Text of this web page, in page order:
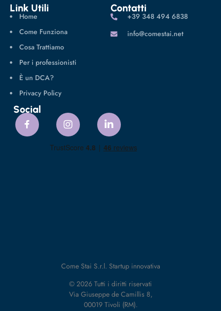
Link Utili
Home
Come Funziona
Cosa Trattiamo
Per i professionisti
È un DCA?
Privacy Policy
Contatti
‪+39 348 494 6838
info@comestai.net
Social
Come Stai S.r.l. Startup innovativa
© 2026 Tutti i diritti riservati
Via Giuseppe de Camillis 8,
00019 Tivoli (RM).